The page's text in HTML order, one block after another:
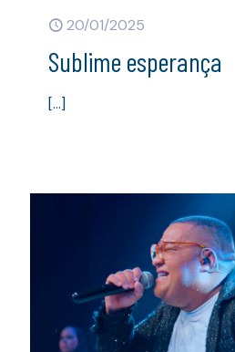
20/01/2025
Sublime esperança
[…]